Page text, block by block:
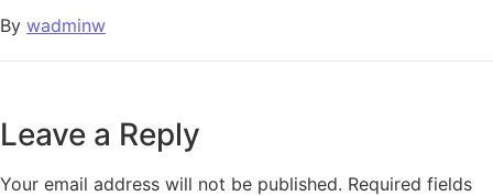
By wadminw
Leave a Reply
Your email address will not be published. Required fields